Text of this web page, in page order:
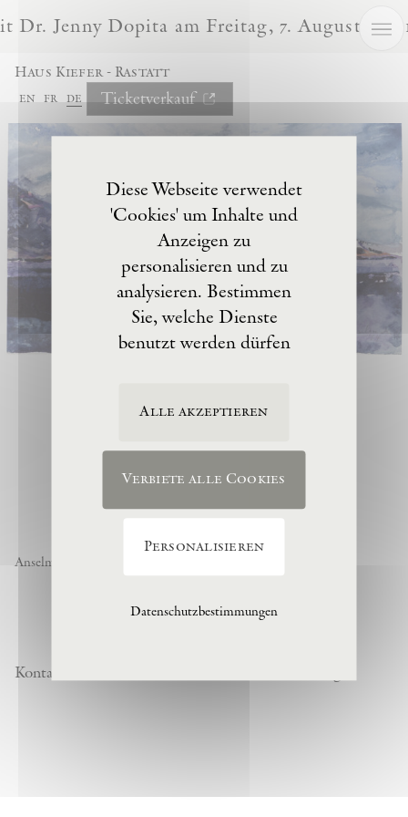
Jenny Dopita am Freitag, 7. August, um
Haus Kiefer - Rastatt
en fr de Ticketverkauf
Anselm Kiefer « Noch nicht » , 1974, (c) Anselm Kiefer
Kontakt
Diese Webseite verwendet
'Cookies' um Inhalte und
Anzeigen zu
personalisieren und zu
analysieren. Bestimmen
Sie, welche Dienste
benutzt werden dürfen
Alle akzeptieren
Verbiete alle Cookies
Personalisieren
Datenschutzbestimmungen